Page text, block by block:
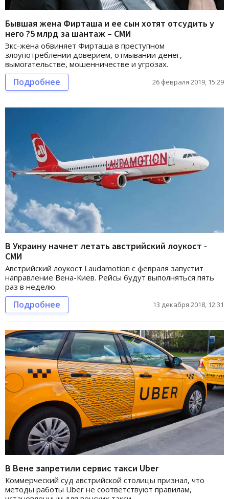
Бывшая жена Фирташа и ее сын хотят отсудить у
него ?5 млрд за шантаж – СМИ
Экс-жена обвиняет Фирташа в преступном
злоупотреблении доверием, отмывании денег,
вымогательстве, мошенничестве и угрозах.
Подробнее 26 февраля 2019, 15:29
В Украину начнет летать австрийский лоукост -
СМИ
Австрийский лоукост Laudamotion с февраля запустит
направление Вена-Киев. Рейсы будут выполняться пять
раз в неделю.
Подробнее 13 декабря 2018, 12:31
В Вене запретили сервис такси Uber
Коммерческий суд австрийской столицы признал, что
методы работы Uber не соответствуют правилам,